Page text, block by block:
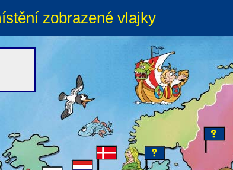
zobrazené vlajky